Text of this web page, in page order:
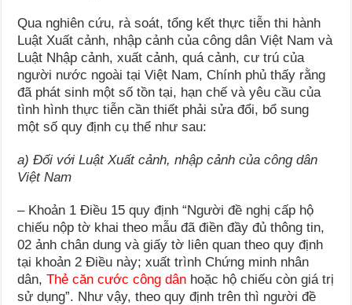
Qua nghiên cứu, rà soát, tổng kết thực tiễn thi hành
Luật Xuất cảnh, nhập cảnh của công dân Việt Nam và
Luật Nhập cảnh, xuất cảnh, quá cảnh, cư trú của
người nước ngoài tại Việt Nam, Chính phủ thấy rằng
đã phát sinh một số tồn tại, hạn chế và yêu cầu của
tình hình thực tiễn cần thiết phải sửa đổi, bổ sung
một số quy định cụ thể như sau:
a) Đối với Luật Xuất cảnh, nhập cảnh của công dân
Việt Nam
– Khoản 1 Điều 15 quy định “Người đề nghị cấp hộ
chiếu nộp tờ khai theo mẫu đã điền đầy đủ thông tin,
02 ảnh chân dung và giấy tờ liên quan theo quy định
tại khoản 2 Điều này; xuất trình Chứng minh nhân
dân,Thẻ căn cước công dân hoặc hộ chiếu còn giá trị
sử dụng”. Như vậy, theo quy định trên thì người đề